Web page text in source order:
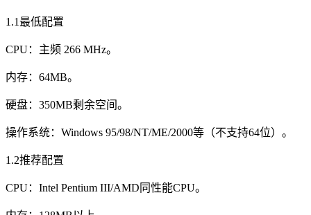
1.1最低配置
CPU：主频 266 MHz。
内存：64MB。
硬盘：350MB剩余空间。
操作系统：Windows 95/98/NT/ME/2000等（不支持64位）。
1.2推荐配置
CPU：Intel Pentium III/AMD同性能CPU。